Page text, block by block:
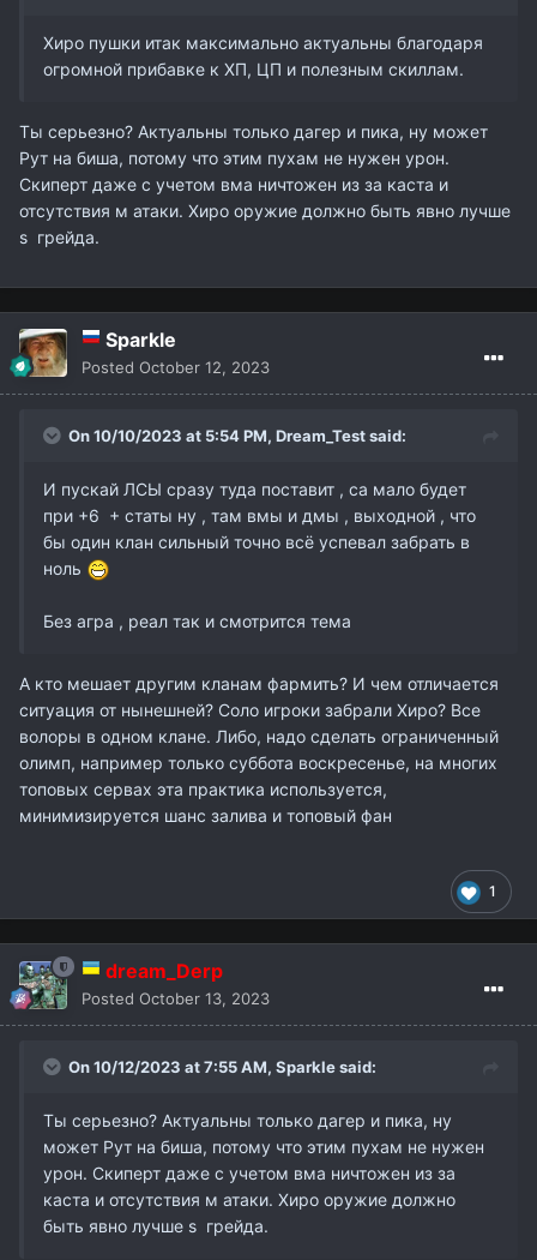
Хиро пушки итак максимально актуальны благодаря
огромной прибавке к ХП, ЦП и полезным скиллам.
Ты серьезно? Актуальны только дагер и пика, ну может
Рут на биша, потому что этим пухам не нужен урон.
Скиперт даже с учетом вма ничтожен из за каста и
отсутствия м атаки. Хиро оружие должно быть явно лучше
s грейда.
Sparkle
Posted October 12, 2023
On 10/10/2023 at 5:54 PM, Dream_Testsaid:
И пускай ЛСЫ сразу туда поставит , са мало будет
при +6 + статы ну , там вмы и дмы , выходной , что
бы один клан сильный точно всё успевал забрать в
ноль
Без агра , реал так и смотрится тема
А кто мешает другим кланам фармить? И чем отличается
ситуация от нынешней? Соло игроки забрали Хиро? Все
волоры в одном клане. Либо, надо сделать ограниченный
олимп, например только суббота воскресенье, на многих
топовых сервах эта практика используется,
минимизируется шанс залива и топовый фан
1
dream_Derp
Posted October 13, 2023
On 10/12/2023 at 7:55 AM, Sparklesaid:
Ты серьезно? Актуальны только дагер и пика, ну
может Рут на биша, потому что этим пухам не нужен
урон. Скиперт даже с учетом вма ничтожен из за
каста и отсутствия м атаки. Хиро оружие должно
быть явно лучше s грейда.